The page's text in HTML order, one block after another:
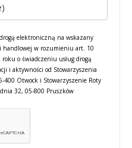
elektroniczną na wskazany
handlowej w rozumieniu art. 10
o świadczeniu usług drogą
i aktywności od Stowarzyszenia
400 Otwock i Stowarzyszenie Roty
32, 05-800 Pruszków